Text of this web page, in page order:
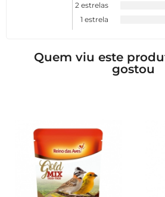
2 estrelas
1 estrela
Quem viu este
gostou